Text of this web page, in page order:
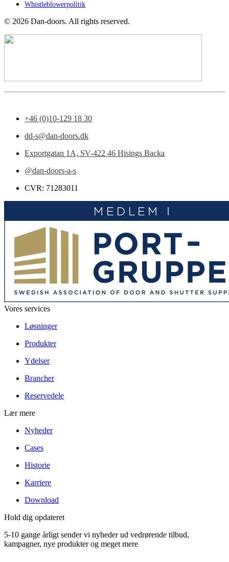
Whistleblowerpolitik
© 2026 Dan-doors. All rights reserved.
+46 (0)10-129 18 30
dd-s@dan-doors.dk
Exportgatan 1A, SV-422 46 Hisings Backa
@dan-doors-a-s
CVR: 71283011
Vores services
Løsninger
Produkter
Ydelser
Brancher
Reservedele
Lær mere
Nyheder
Cases
Historie
Karriere
Download
Hold dig opdateret
5-10 gange årligt sender vi nyheder ud vedrørende tilbud,
kampagner, nye produkter og meget mere